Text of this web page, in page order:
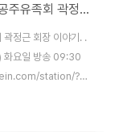
[공주사람들이야기]한국전재민간인희생자 공주유족회 곽정근 회장 이야기...(1,2부)
정근 회장 이야기. .
화요일 방송 09:30
station/?